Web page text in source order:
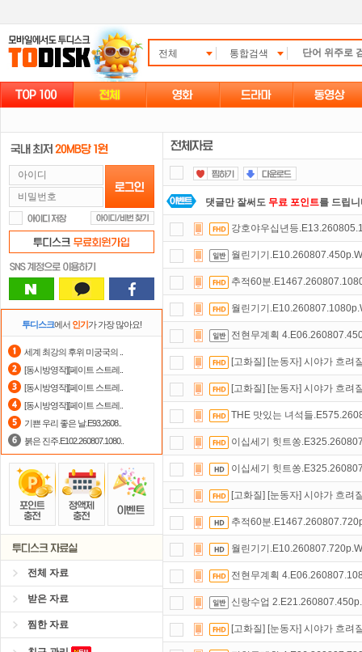
전체 통합검색
투디스크에서 인기가 가장 많아요!
세계 최강의 후위 미궁국의 ..
[동시방영작][페이트 스트레..
[동시방영작][페이트 스트레..
[동시방영작][페이트 스트레..
기쁜 우리 좋은 날.E93.2608..
붉은 진주.E102.260807.1080..
전체 자료
받은 자료
찜한 자료
댓글만 잘써도 무료 포인트를 드립
정액제할인쿠폰 사용방법안내
스마트TV로 투디스크영화,드라마,
자녀보호기능 으로 가족과 함께 투디
포인트할인쿠폰 사용방법안내
출석체크이벤트!매일매일출석체
요즘 뭐가 재밌지?고민되면 눌러봐!
강호야우십년등
월린기기
추적60분
월린기기
전현무계획
[고화질] [눈동자] 시야가 흐려
[고화질] [눈동자] 시야가 흐려
THE 맛있는 녀석들
이십세기 힛트쏭
이십세기 힛트쏭
[고화질] [눈동자] 시야가 흐려
추적60분
월린기기
전현무계획
신랑수업
[고화질] [눈동자] 시야가 흐려